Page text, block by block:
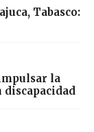
Tabasco:
la
discapacidad